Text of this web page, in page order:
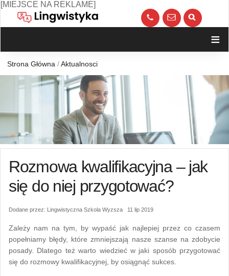
Skip
content
[MIEJSCE NA REKLAME]
≡
Strona Główna /Aktualnosci
Rozmowa kwalifikacyjna – jak
się do niej przygotować?
Dodane przez: Lingwistyczna Szkola Wyzsza 11 lip 2019
Zależy nam na tym, by wypaść jak najlepiej przez co czasem
popełniamy błędy, które zmniejszają nasze szanse na zdobycie
posady. Dlatego też warto wiedzieć w jaki sposób przygotować
się do rozmowy kwalifikacyjnej, by osiągnąć sukces.